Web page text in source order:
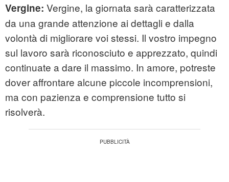
Vergine: Vergine, la giornata sarà caratterizzata
da una grande attenzione ai dettagli e dalla
volontà di migliorare voi stessi. Il vostro impegno
sul lavoro sarà riconosciuto e apprezzato, quindi
continuate a dare il massimo. In amore, potreste
dover affrontare alcune piccole incomprensioni,
ma con pazienza e comprensione tutto si
risolverà.